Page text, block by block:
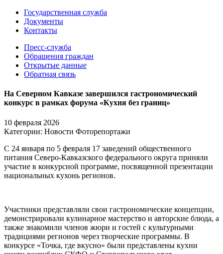
Государственная служба
Документы
Контакты
Пресс-служба
Обращения граждан
Открытые данные
Обратная связь
На Северном Кавказе завершился гастрономический
конкурс в рамках форума «Кухня без границ»
10 февраля 2026
Категории: Новости Фоторепортажи
С 24 января по 5 февраля 17 заведений общественного
питания Северо-Кавказского федерального округа приняли
участие в конкурсной программе, посвященной презентации
национальных кухонь регионов.
Участники представляли свои гастрономические концепции,
демонстрировали кулинарное мастерство и авторские блюда, а
также знакомили членов жюри и гостей с культурными
традициями регионов через творческие программы. В
конкурсе «Точка, где вкусно» были представлены кухни